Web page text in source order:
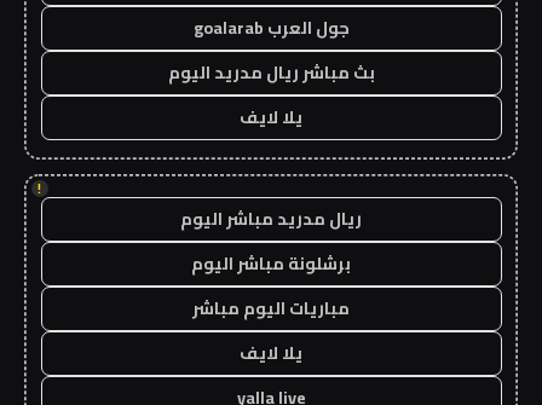
جول العرب goalarab
بث مباشر ريال مدريد اليوم
يلا لايف
!
ريال مدريد مباشر اليوم
برشلونة مباشر اليوم
مباريات اليوم مباشر
يلا لايف
yalla live